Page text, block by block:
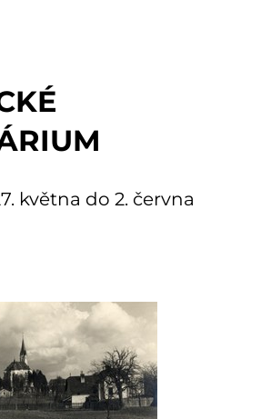
května do 2. června